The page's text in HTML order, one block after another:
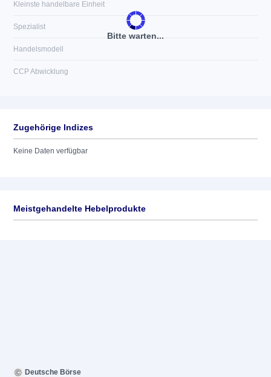
Bitte warten...
Kleinste handelbare Einheit
Spezialist
Handelsmodell
CCP Abwicklung
Zugehörige Indizes
Keine Daten verfügbar
Meistgehandelte Hebelprodukte
Deutsche Börse